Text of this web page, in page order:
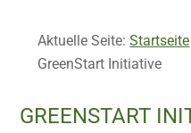
Aktuelle Seite:Startseite
GreenStart Initiative
GREENSTART